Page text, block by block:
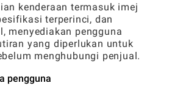
kenderaan termasuk imej
terperinci, dan
menyediakan pengguna
yang diperlukan untuk
menghubungi penjual.
pengguna